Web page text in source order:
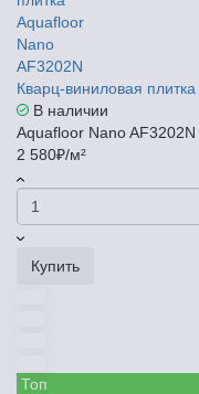
Кварц-виниловая
В наличии
Aquafloor Nano AF3202N
2 580₽/м²
Купить
Топ